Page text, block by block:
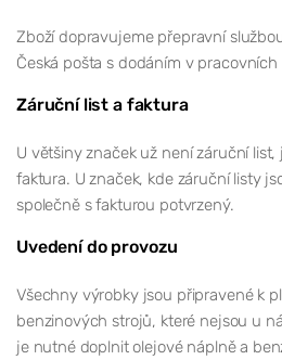
Zboží dopravujeme přepravní
Česká pošta s dodáním v
Záruční list a faktura
U většiny značek už není záruční list,
faktura. U značek, kde záruční listy
společně s fakturou potvrzený.
Uvedení do provozu
Všechny výrobky jsou připravené k
benzinových strojů, které nejsou u
je nutné doplnit olejové náplně a